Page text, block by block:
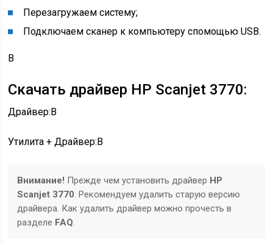
Перезагружаем систему;
Подключаем сканер к компьютеру спомощью USB.
В
Скачать драйвер HP Scanjet 3770:
Драйвер:В
Утилита + Драйвер:В
Внимание! Прежде чем установить драйвер HP
Scanjet 3770. Рекомендуем удалить старую версию
драйвера. Как удалить драйвер можно прочесть в
разделе FAQ.